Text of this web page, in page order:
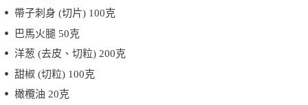
帶子刺身 (切片) 100克
巴馬火腿 50克
洋葱 (去皮、切粒) 200克
甜椒 (切粒) 100克
橄欖油 20克